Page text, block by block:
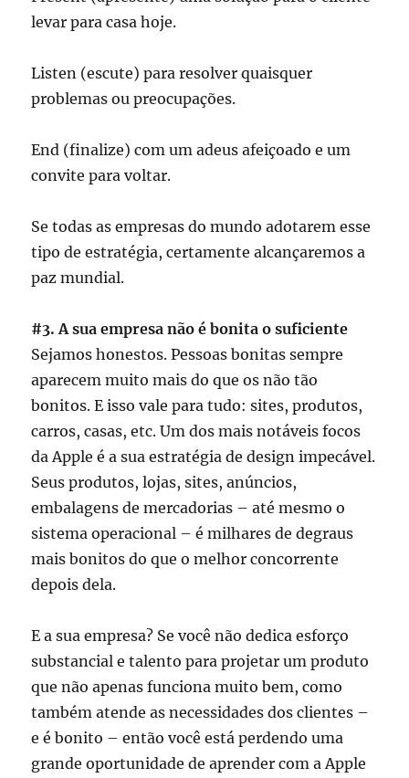
levar para casa hoje.
Listen (escute) para resolver quaisquer
problemas ou preocupações.
End (finalize) com um adeus afeiçoado e um
convite para voltar.
Se todas as empresas do mundo adotarem esse
tipo de estratégia, certamente alcançaremos a
paz mundial.
#3. A sua empresa não é bonita o suficiente
Sejamos honestos. Pessoas bonitas sempre
aparecem muito mais do que os não tão
bonitos. E isso vale para tudo: sites, produtos,
carros, casas, etc. Um dos mais notáveis focos
da Apple é a sua estratégia de design impecável.
Seus produtos, lojas, sites, anúncios,
embalagens de mercadorias – até mesmo o
sistema operacional – é milhares de degraus
mais bonitos do que o melhor concorrente
depois dela.
E a sua empresa? Se você não dedica esforço
substancial e talento para projetar um produto
que não apenas funciona muito bem, como
também atende as necessidades dos clientes –
e é bonito – então você está perdendo uma
grande oportunidade de aprender com a Apple